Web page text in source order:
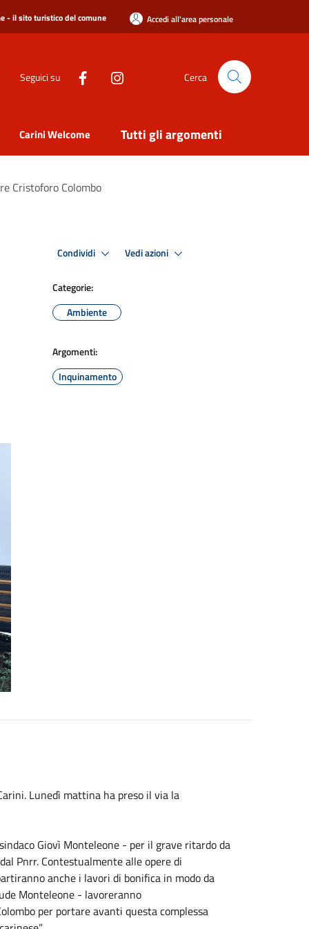
- il sito turistico del comune Accedi all'area personale
Seguici su Cerca
Carini Welcome Tutti gli argomenti
Cristoforo Colombo
Condividi Vedi azioni
Categorie:
Ambiente
Argomenti:
Inquinamento
Lunedì mattina ha preso il via la
Giovì Monteleone - per il grave ritardo da
Pnrr. Contestualmente alle opere di
anche i lavori di bonifica in modo da
Monteleone - lavoreranno
per portare avanti questa complessa